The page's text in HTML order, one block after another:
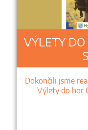
VÝLETY
Dokončili jsme
Výlety do hor